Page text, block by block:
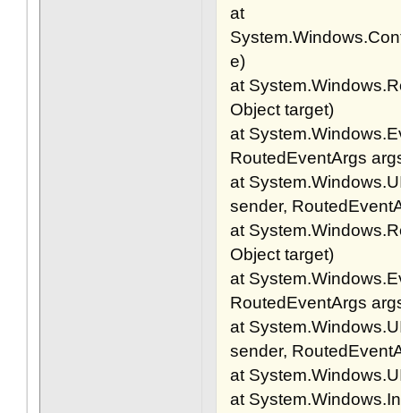
at
e)
at
Object target)
at
RoutedEventArgs
at
sender,
at
Object target)
at
RoutedEventArgs
at
sender,
at
at